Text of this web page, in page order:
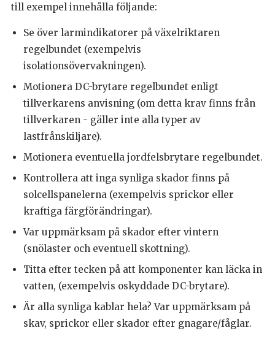
till exempel innehålla följande:
Se över larmindikatorer på växelriktaren
regelbundet (exempelvis
isolationsövervakningen).
Motionera DC-brytare regelbundet enligt
tillverkarens anvisning (om detta krav finns från
tillverkaren - gäller inte alla typer av
lastfrånskiljare).
Motionera eventuella jordfelsbrytare regelbundet.
Kontrollera att inga synliga skador finns på
solcellspanelerna (exempelvis sprickor eller
kraftiga färgförändringar).
Var uppmärksam på skador efter vintern
(snölaster och eventuell skottning).
Titta efter tecken på att komponenter kan läcka in
vatten, (exempelvis oskyddade DC-brytare).
Är alla synliga kablar hela? Var uppmärksam på
skav, sprickor eller skador efter gnagare/fåglar.